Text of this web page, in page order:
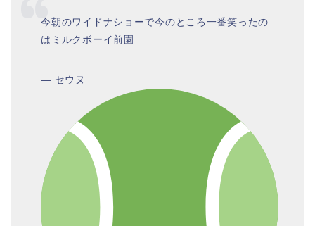
今朝のワイドナショーで今のところ一番笑ったの
はミルクボーイ前園
— セウヌ